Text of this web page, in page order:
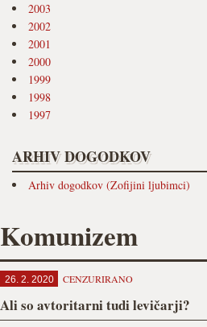
2003
2002
2001
2000
1999
1998
1997
ARHIV DOGODKOV
Arhiv dogodkov (Zofijini ljubimci)
Komunizem
26. 2. 2020 CENZURIRANO
Ali so avtoritarni tudi levičarji?